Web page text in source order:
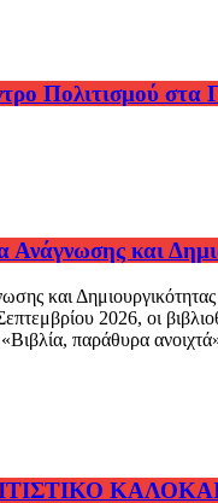
Πολιτισμού στα
Ανάγνωσης και
και
2026, οι
παράθυρα